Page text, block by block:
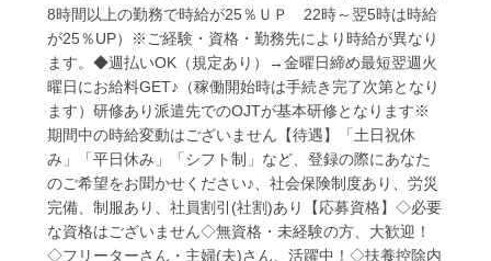
8時間以上の勤務で時給が25％ＵＰ 22時～翌5時は時給
が25％UP）※ご経験・資格・勤務先により時給が異なり
ます。◆週払いOK（規定あり）→金曜日締め最短翌週火
曜日にお給料GET♪（稼働開始時は手続き完了次第となり
ます）研修あり派遣先でのOJTが基本研修となります※
期間中の時給変動はございません【待遇】「土日祝休
み」「平日休み」「シフト制」など、登録の際にあなた
のご希望をお聞かせください♪、社会保険制度あり、労災
完備、制服あり、社員割引(社割)あり【応募資格】◇必要
な資格はございません◇無資格・未経験の方、大歓迎！
◇フリーターさん・主婦(夫)さん、活躍中！◇扶養控除内